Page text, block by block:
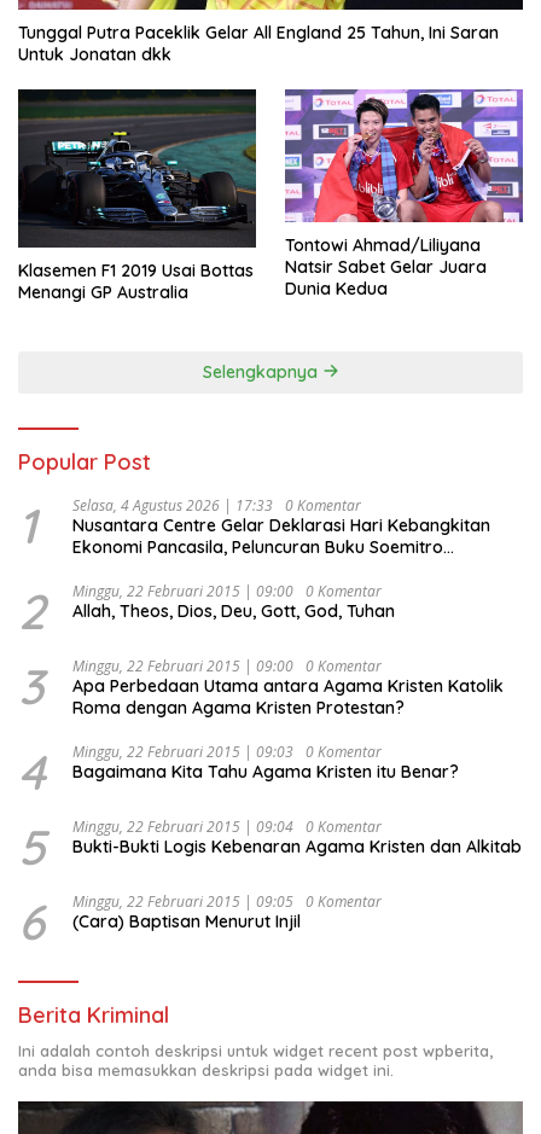
Tunggal Putra Paceklik Gelar All England 25 Tahun, Ini Saran
Untuk Jonatan dkk
Klasemen F1 2019 Usai Bottas
Menangi GP Australia
Tontowi Ahmad/Liliyana
Natsir Sabet Gelar Juara
Dunia Kedua
Selengkapnya
Popular Post
1 Selasa, 4 Agustus 2026 | 17:33 0 Komentar
Nusantara Centre Gelar Deklarasi Hari Kebangkitan
Ekonomi Pancasila, Peluncuran Buku Soemitro
Ekonomi Politik Indonesia) & Simposium Nasional
“Urgensi Undang-Undang Perekonomian Nasional dan
Indonesia Emas 2045”,
2 Minggu, 22 Februari 2015 | 09:00 0 Komentar
Allah, Theos, Dios, Deu, Gott, God, Tuhan
3 Minggu, 22 Februari 2015 | 09:00 0 Komentar
Apa Perbedaan Utama antara Agama Kristen Katolik
Roma dengan Agama Kristen Protestan?
4 Minggu, 22 Februari 2015 | 09:03 0 Komentar
Bagaimana Kita Tahu Agama Kristen itu Benar?
5 Minggu, 22 Februari 2015 | 09:04 0 Komentar
Bukti-Bukti Logis Kebenaran Agama Kristen dan Alkitab
6 Minggu, 22 Februari 2015 | 09:05 0 Komentar
(Cara) Baptisan Menurut Injil
Berita Kriminal
Ini adalah contoh deskripsi untuk widget recent post wpberita,
anda bisa memasukkan deskripsi pada widget ini.